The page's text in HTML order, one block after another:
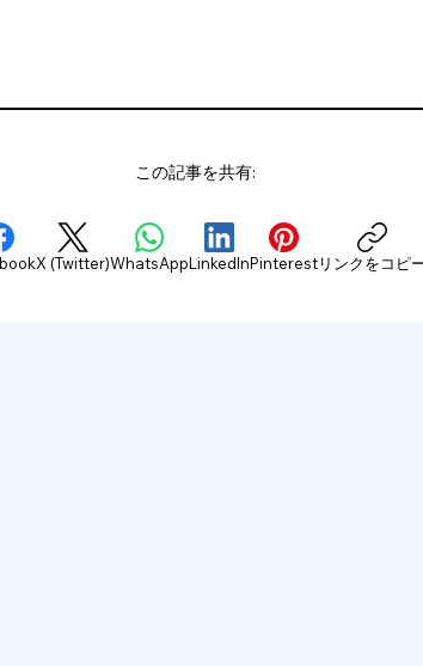
この記事を共有:
X (Twitter)WhatsAppLinkedInPinterestリンクをコピ